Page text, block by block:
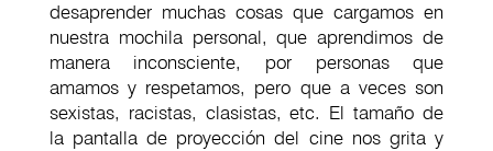
desaprender muchas cosas que cargamos en
nuestra mochila personal, que aprendimos de
manera inconsciente, por personas que
amamos y respetamos, pero que a veces son
sexistas, racistas, clasistas, etc. El tamaño de
la pantalla de proyección del cine nos grita y